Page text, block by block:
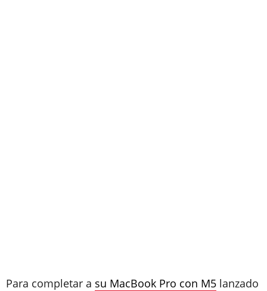
Para completar a su MacBook Pro con M5 lanzado